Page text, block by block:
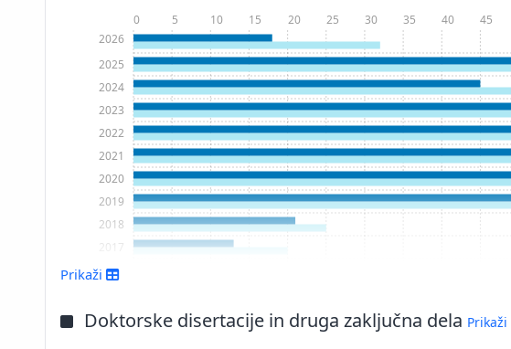
2016
2017
2018
2019
2020
2021
2022
2023
2024
2025
2026
0 5 10 15 20 25 30 35 40 45
Prikaži
Doktorske disertacije in druga zaključna dela Prikaži